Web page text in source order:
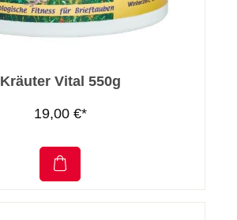
Kräuter Vital 550g
19,00 €*